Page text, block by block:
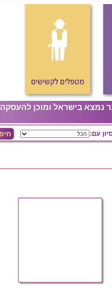
נמצא בישראל ומוכן להעסקה
עם: